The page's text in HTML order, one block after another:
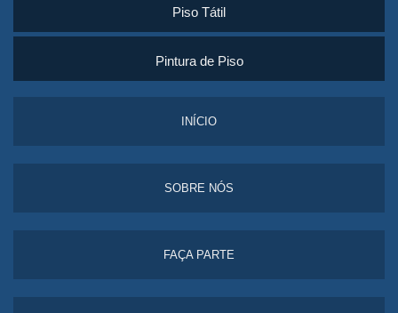
Piso Tátil
Pintura de Piso
INÍCIO
SOBRE NÓS
FAÇA PARTE